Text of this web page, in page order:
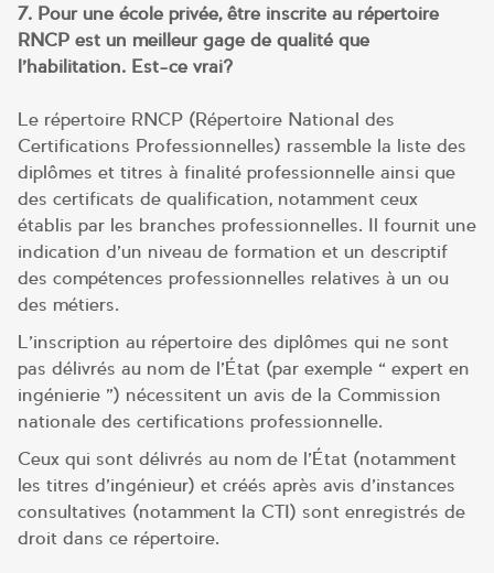
7. Pour une école privée, être inscrite au répertoire
RNCP est un meilleur gage de qualité que
l’habilitation. Est-ce vrai?
Le répertoire RNCP (Répertoire National des
Certifications Professionnelles) rassemble la liste des
diplômes et titres à finalité professionnelle ainsi que
des certificats de qualification, notamment ceux
établis par les branches professionnelles. Il fournit une
indication d’un niveau de formation et un descriptif
des compétences professionnelles relatives à un ou
des métiers.
L’inscription au répertoire des diplômes qui ne sont
pas délivrés au nom de l’État (par exemple « expert en
ingénierie ») nécessitent un avis de la Commission
nationale des certifications professionnelle.
Ceux qui sont délivrés au nom de l’État (notamment
les titres d’ingénieur) et créés après avis d’instances
consultatives (notamment la CTI) sont enregistrés de
droit dans ce répertoire.